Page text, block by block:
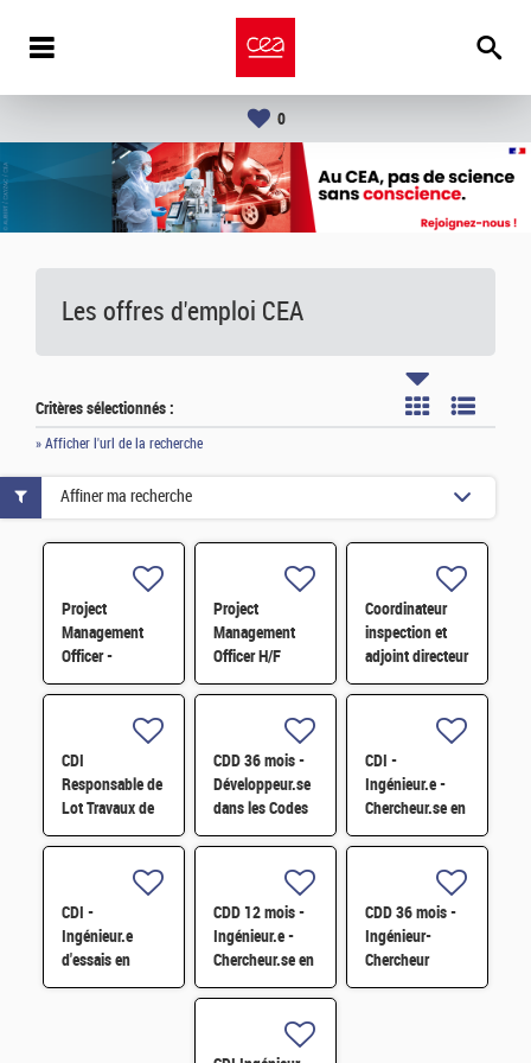
0
Les offres d'emploi CEA
Critères sélectionnés :
» Afficher l'url de la recherche
Project
Management
Officer -
Référent Cost
Project
Management
Officer H/F
Coordinateur
inspection et
adjoint directeur
qualité/inspection
CDI
Responsable de
Lot Travaux de
Démantèlement
CDD 36 mois -
Développeur.se
dans les Codes
de Traitement
Nucléaires et
Monte-Carlo H/F
CDI -
Ingénieur.e -
Chercheur.se en
caractérisation
atomique
tomographique
H/F
CDI -
Ingénieur.e
d'essais en
mécanique
CDD 12 mois -
Ingénieur.e -
Chercheur.se en
Matériaux et
CDD 36 mois -
Ingénieur-
Chercheur
matériaux -
Affiner ma recherche